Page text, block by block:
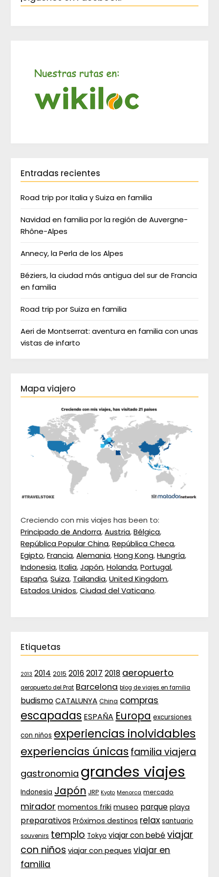
Entradas recientes
Road trip por Italia y Suiza en familia
Navidad en familia por la región de Auvergne-
Rhône-Alpes
Annecy, la Perla de los Alpes
Béziers, la ciudad más antigua del sur de Francia
en familia
Road trip por Suiza en familia
Aeri de Montserrat: aventura en familia con unas
vistas de infarto
Mapa viajero
Creciendo con mis viajes has been to:
Principado de Andorra,Austria,Bélgica,
República Popular China,República Checa,
Egipto,Francia,Alemania,Hong Kong,Hungría,
Indonesia,Italia,Japón,Holanda,Portugal,
España,Suiza, Tailandia,United Kingdom,
Estados Unidos,Ciudad del Vaticano.
Etiquetas
2013 2014 2015 2016 2017 2018 aeropuerto
aeropuerto del Prat Barcelona blog de viajes en familia
budismo CATALUNYA China compras
escapadas ESPAÑA Europa excursiones
con niños experiencias inolvidables
experiencias únicas familia viajera
gastronomia grandes viajes
Indonesia Japón JRP Kyoto Menorca mercado
mirador momentos friki museo parque playa
preparativos Próximos destinos relax santuario
souvenirs templo Tokyo viajar con bebé viajar
con niños viajar con peques viajar en
familia